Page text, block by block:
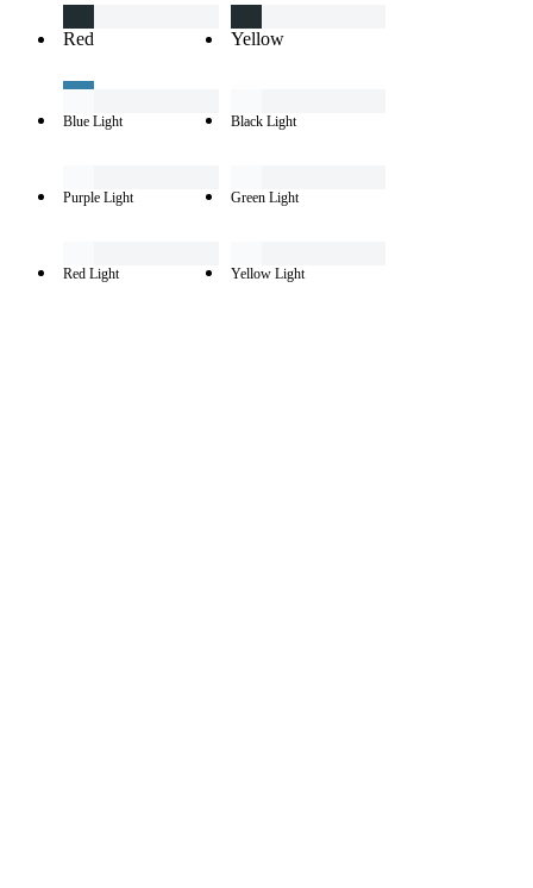
Red Yellow
Blue Light Black Light
Purple Light Green Light
Red Light Yellow Light